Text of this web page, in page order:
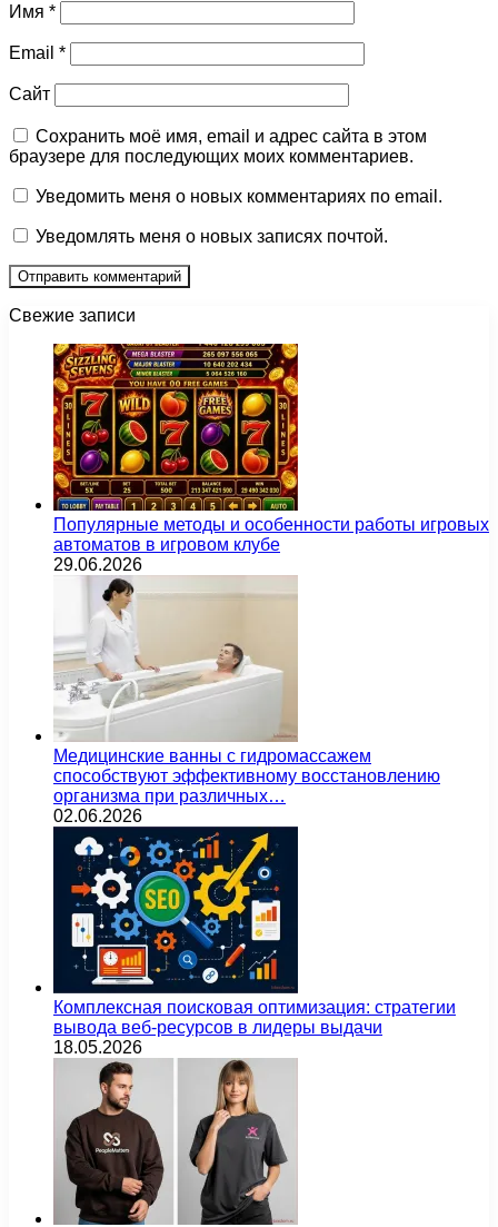
Имя *
Email *
Сайт
Сохранить моё имя, email и адрес сайта в этом
браузере для последующих моих комментариев.
Уведомить меня о новых комментариях по email.
Уведомлять меня о новых записях почтой.
Свежие записи
Популярные методы и особенности работы игровых
автоматов в игровом клубе
29.06.2026
Медицинские ванны с гидромассажем
способствуют эффективному восстановлению
организма при различных…
02.06.2026
Комплексная поисковая оптимизация: стратегии
вывода веб-ресурсов в лидеры выдачи
18.05.2026